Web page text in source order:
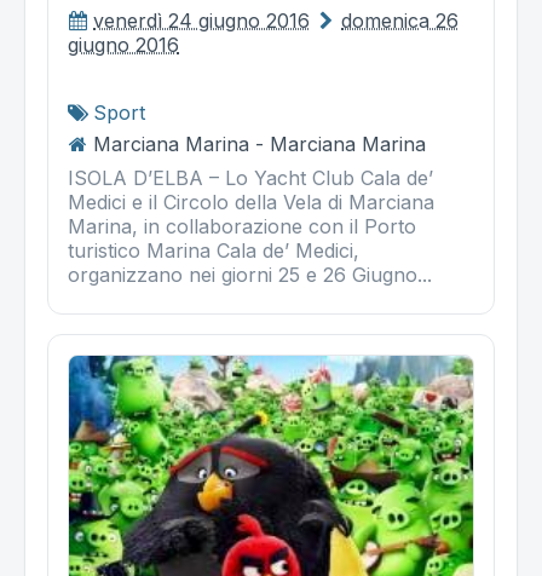
venerdì 24 giugno 2016
domenica 26
giugno 2016
Sport
Marciana Marina - Marciana Marina
ISOLA D’ELBA – Lo Yacht Club Cala de’
Medici e il Circolo della Vela di Marciana
Marina, in collaborazione con il Porto
turistico Marina Cala de’ Medici,
organizzano nei giorni 25 e 26 Giugno...